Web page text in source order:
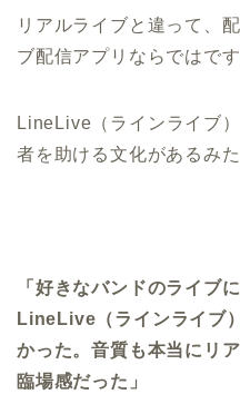
リアルライブと違って、
ブ配信アプリならではです
LineLive（ラインライブ
者を助ける文化があるみた
「好きなバンドのライブ
LineLive（ラインライブ
かった。音質も本当にリ
臨場感だった」